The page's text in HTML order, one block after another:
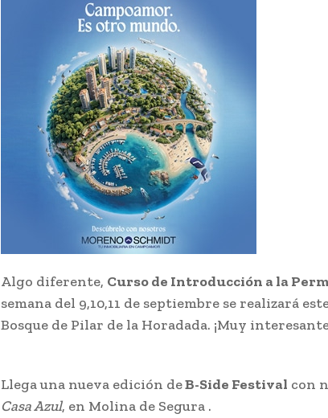
Algo diferente, Curso de Introducción a la
semana del 9,10,11 de septiembre se realizará
Bosque de Pilar de la Horadada. ¡Muy
Llega una nueva edición deB-Side Festival con
Casa Azul, en Molina de Segura .